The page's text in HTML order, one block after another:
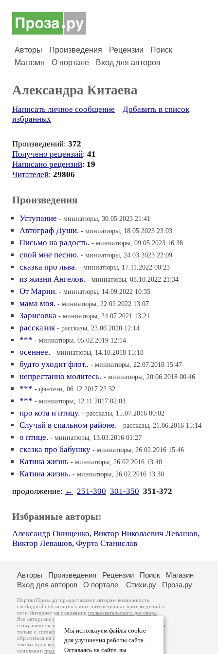
Авторы Произведения Рецензии
Поиск
Магазин
О портале Вход для авторов
Александра Китаева
Написать личное сообщение
Добавить в список
избранных
Произведений: 372
Получено рецензий: 41
Написано рецензий: 19
Читателей: 29806
Произведения
Уступание - миниатюры, 30.05.2023 21:41
Автограф Души. - миниатюры, 18.05.2023 23:03
Письмо на радость. - миниатюры, 09.05.2023 16:38
спой мне песню. - миниатюры, 24.03.2023 22:09
сказка про льва. - миниатюры, 17.11.2022 00:23
из жизни Ангелов. - миниатюры, 08.10.2022 21:34
От Марии. - миниатюры, 14.09.2022 10:35
мама моя. - миниатюры, 22.02.2022 13:07
Зарисовка - миниатюры, 24.07.2021 13:21
рассказик - рассказы, 23.06.2020 12:14
*** - миниатюры, 05.02.2019 12:14
осеннее. - миниатюры, 14.10.2018 15:18
будто уходит флот.. - миниатюры, 22.07.2018 15:47
непрестанно молитесь. - миниатюры, 20.06.2018 00:46
*** - фэнтези, 06.12.2017 22:32
*** - миниатюры, 12.11.2017 02:03
про кота и птицу. - рассказы, 15.07.2016 00:02
Случай в спальном районе. - рассказы, 21.06.2016 15:14
о птице. - миниатюры, 13.03.2016 01:27
сказка про бабушку - миниатюры, 26.02.2016 15:46
Катина жизнь - миниатюры, 26.02.2016 13:40
Катина жизнь. - миниатюры, 26.02.2016 13:30
продолжение: ← 251-300 301-350 351-372
Избранные авторы:
Александр Онищенко, Виктор Николаевич Левашов,
Виктор Левашов, Фурта Станислав
Мы используем файлы cookie
для улучшения работы сайта.
Оставаясь на сайте, вы
Авторы Произведения Рецензии Поиск
Магазин
Вход для авторов
О портале Стихи.ру Проза.ру
Портал Проза.ру предоставляет авторам возможность
свободной публикации своих литературных произведений в
сети Интернет на основаниипользовательского договора
Все авторские права на произведения принадлежат авторам
и охраняются законом
. Перепечатка произведений возможна
только с согласия его автора, к которому вы можете
обратиться на его авторской странице. Ответственность за
тексты произведений авторы несут самостоятельно на
основанииправил публикацииизаконодательства